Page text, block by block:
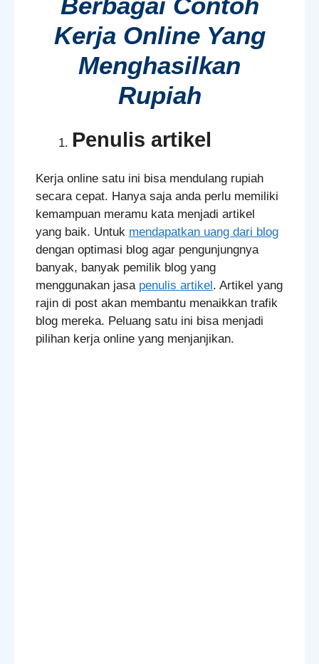
Kerja Online Yang
Menghasilkan
Rupiah
Penulis artikel
Kerja online satu ini bisa mendulang rupiah
secara cepat. Hanya saja anda perlu memiliki
kemampuan meramu kata menjadi artikel
yang baik. Untuk mendapatkan uang dari blog
dengan optimasi blog agar pengunjungnya
banyak, banyak pemilik blog yang
menggunakan jasa penulis artikel. Artikel yang
rajin di post akan membantu menaikkan trafik
blog mereka. Peluang satu ini bisa menjadi
pilihan kerja online yang menjanjikan.